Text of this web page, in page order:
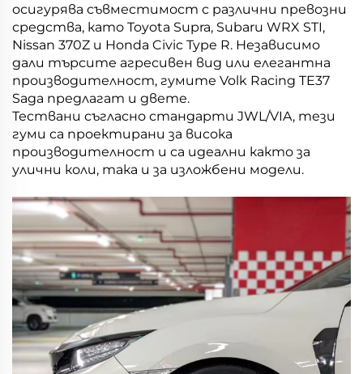
осигурява съвместимост с различни превозни
средства, като Toyota Supra, Subaru WRX STI,
Nissan 370Z и Honda Civic Type R. Независимо
дали търсите агресивен вид или елегантна
производителност, гумите Volk Racing TE37
Saga предлагат и двете.
Тествани съгласно стандарти JWL/VIA, тези
гуми са проектирани за висока
производителност и са идеални както за
улични коли, така и за изложбени модели.